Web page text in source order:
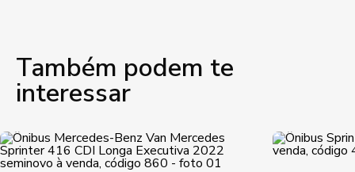
Também podem te
interessar